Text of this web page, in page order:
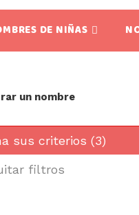
DE NIÑAS
un nombre
sus criterios (3)
filtros